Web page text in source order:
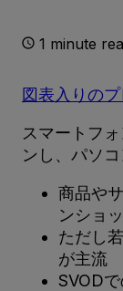
1 minute
図表入りの
スマートフ
ンし、パソ
商品や
ンショ
ただし
が主流
SVOD